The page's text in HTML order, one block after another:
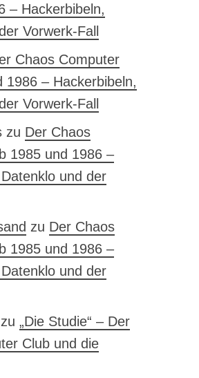
– Hackerbibeln,
Vorwerk-Fall
Chaos Computer
1986 – Hackerbibeln,
Vorwerk-Fall
zu Der Chaos
1985 und 1986 –
und der
zu Der Chaos
1985 und 1986 –
und der
„Die Studie“ – Der
Club und die